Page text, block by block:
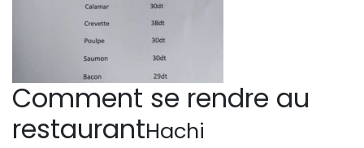
Comment se rendre au
restaurantHachi